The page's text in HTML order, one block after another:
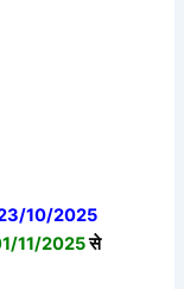
10/2025
11/2025से